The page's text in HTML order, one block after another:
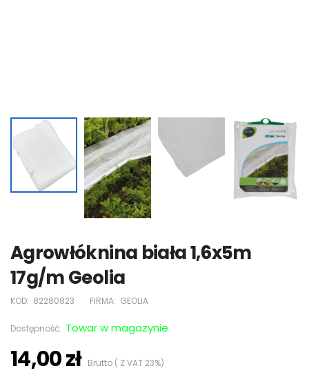
Agrowłóknina biała 1,6x5m
17g/m Geolia
KOD: 82280823 FIRMA: GEOLIA
Dostępność: Towar w magazynie
14,00 złBrutto ( Z VAT 23%)